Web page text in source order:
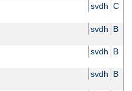
svdh C
svdh B
svdh B
svdh B